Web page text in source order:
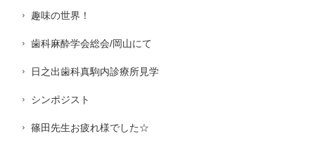
趣味の世界！
歯科麻酔学会総会/岡山にて
日之出歯科真駒内診療所見学
シンポジスト
篠田先生お疲れ様でした☆